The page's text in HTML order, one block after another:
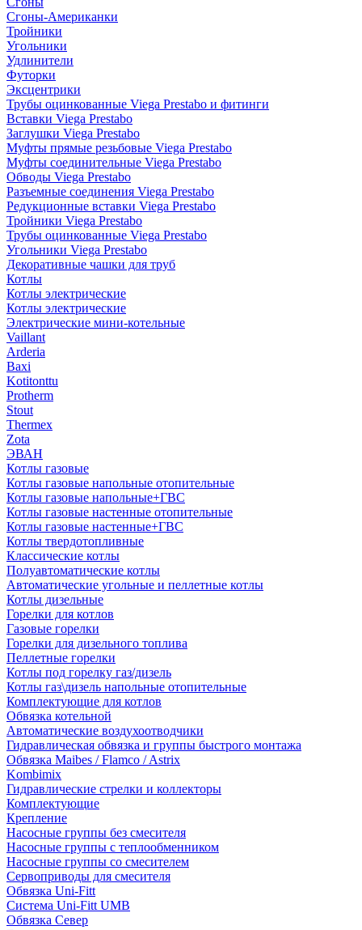
Сгоны-Американки
Тройники
Угольники
Удлинители
Футорки
Эксцентрики
Трубы оцинкованные Viega Prestabo и фитинги
Вставки Viega Prestabo
Заглушки Viega Prestabo
Муфты прямые резьбовые Viega Prestabo
Муфты соединительные Viega Prestabo
Обводы Viega Prestabo
Разъемные соединения Viega Prestabo
Редукционные вставки Viega Prestabo
Тройники Viega Prestabo
Трубы оцинкованные Viega Prestabo
Угольники Viega Prestabo
Декоративные чашки для труб
Котлы
Котлы электрические
Котлы электрические
Электрические мини-котельные
Vaillant
Arderia
Baxi
Kotitonttu
Protherm
Stout
Thermex
Zota
ЭВАН
Котлы газовые
Котлы газовые напольные отопительные
Котлы газовые напольные+ГВС
Котлы газовые настенные отопительные
Котлы газовые настенные+ГВС
Котлы твердотопливные
Классические котлы
Полуавтоматические котлы
Автоматические угольные и пеллетные котлы
Котлы дизельные
Горелки для котлов
Газовые горелки
Горелки для дизельного топлива
Пеллетные горелки
Котлы под горелку газ/дизель
Котлы газ\дизель напольные отопительные
Комплектующие для котлов
Обвязка котельной
Автоматические воздухоотводчики
Гидравлическая обвязка и группы быстрого монтажа
Обвязка Maibes / Flamco / Astrix
Kombimix
Гидравлические стрелки и коллекторы
Комплектующие
Крепление
Насосные группы без смесителя
Насосные группы с теплообменником
Насосные группы со смесителем
Сервоприводы для смесителя
Обвязка Uni-Fitt
Система Uni-Fitt UMB
Обвязка Север